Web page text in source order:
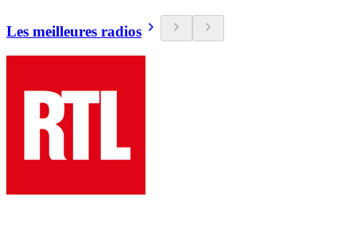
Les meilleures radios